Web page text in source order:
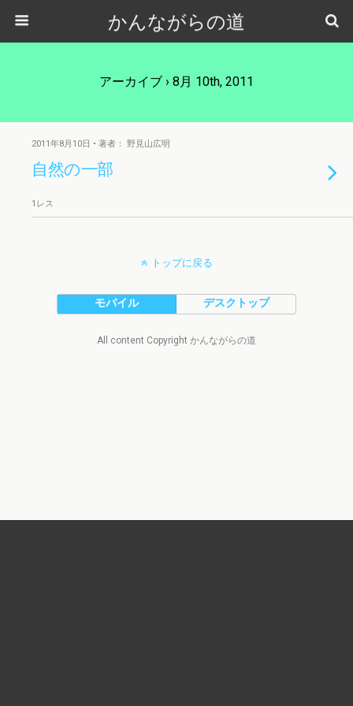
かんながらの道
アーカイブ › 8月 10th, 2011
2011年8月10日 • 著者： 野見山広明
自然の一部
1レス
トップに戻る
モバイル デスクトップ
All content Copyright かんながらの道